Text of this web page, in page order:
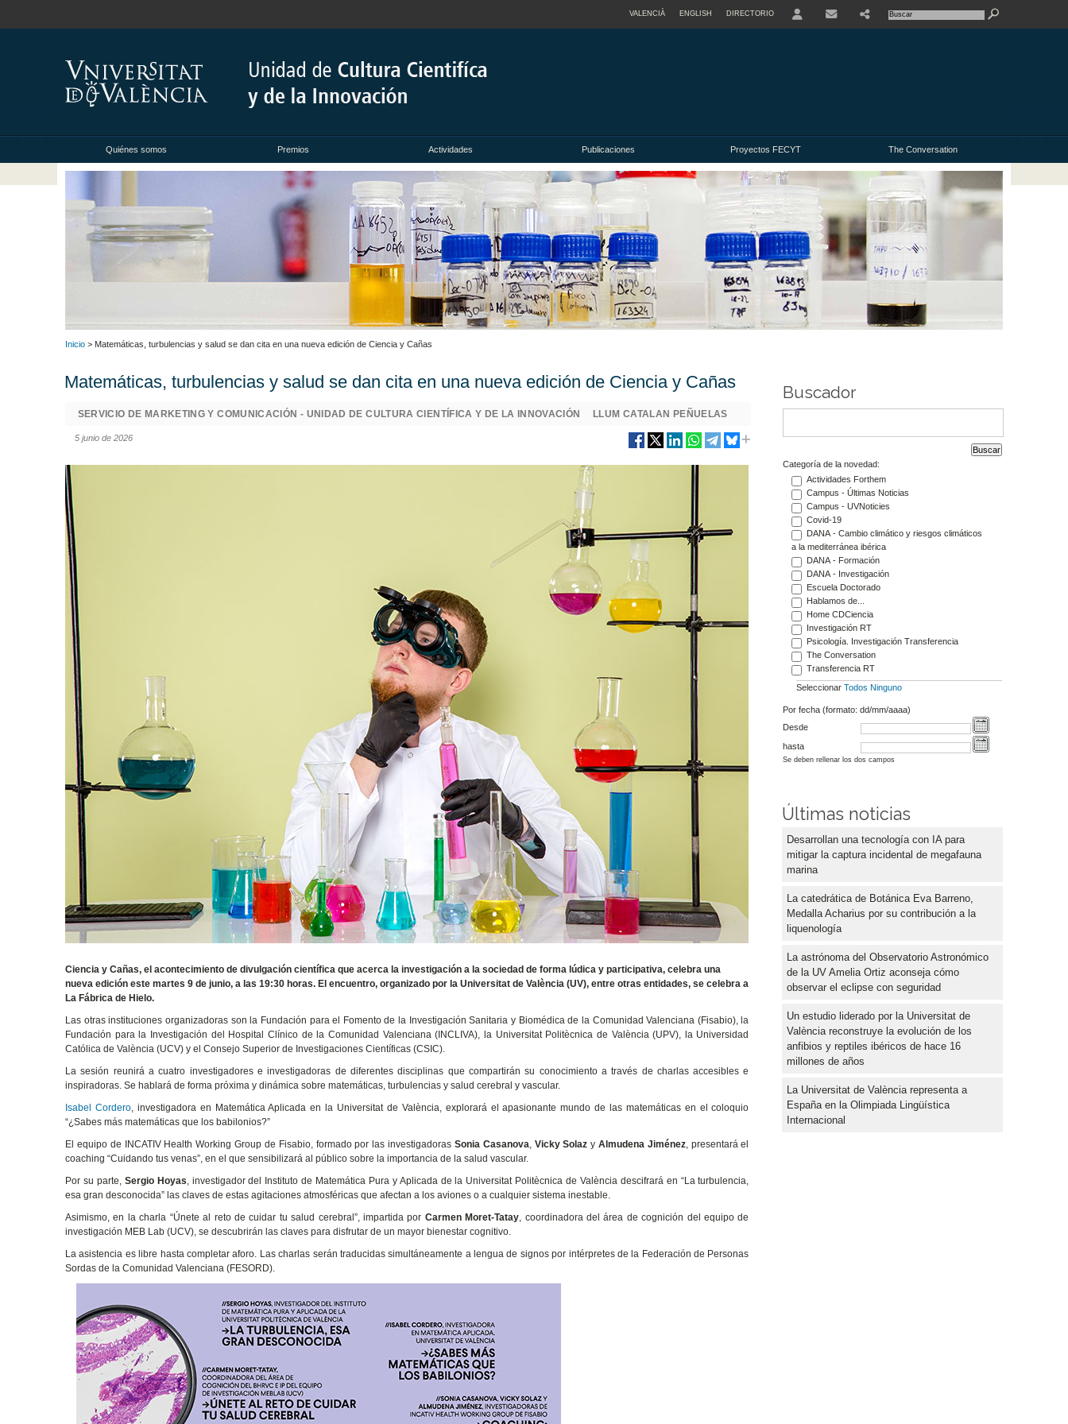
VALENCIÀ ENGLISH DIRECTORIO
Quiénes somos Premios Actividades Publicaciones Proyectos FECYT The Conversation
Inicio > Matemáticas, turbulencias y salud se dan cita en una nueva edición de Ciencia y Cañas
Matemáticas, turbulencias y salud se dan cita en una nueva edición de Ciencia y Cañas
SERVICIO DE MARKETING Y COMUNICACIÓN - UNIDAD DE CULTURA CIENTÍFICA Y DE LA INNOVACIÓN LLUM CATALAN PEÑUELAS
5 junio de 2026
Ciencia y Cañas, el acontecimiento de divulgación científica que acerca la investigación a la sociedad de forma lúdica y participativa, celebra una
nueva edición este martes 9 de junio, a las 19:30 horas. El encuentro, organizado por la Universitat de València (UV), entre otras entidades, se celebra a
La Fábrica de Hielo.
Las otras instituciones organizadoras son la Fundación para el Fomento de la Investigación Sanitaria y Biomédica de la Comunidad Valenciana (Fisabio), la
Fundación para la Investigación del Hospital Clínico de la Comunidad Valenciana (INCLIVA), la Universitat Politècnica de València (UPV), la Universidad
Católica de València (UCV) y el Consejo Superior de Investigaciones Científicas (CSIC).
La sesión reunirá a cuatro investigadores e investigadoras de diferentes disciplinas que compartirán su conocimiento a través de charlas accesibles e
inspiradoras. Se hablará de forma próxima y dinámica sobre matemáticas, turbulencias y salud cerebral y vascular.
Isabel Cordero, investigadora en Matemática Aplicada en la Universitat de València, explorará el apasionante mundo de las matemáticas en el coloquio
“¿Sabes más matemáticas que los babilonios?”
El equipo de INCATIV Health Working Group de Fisabio, formado por las investigadoras Sonia Casanova Vicky Solaz y Almudena Jiménez, presentará el
coaching “Cuidando tus venas”, en el que sensibilizará al público sobre la importancia de la salud vascular.
Por su parte, Sergio Hoyas , investigador del Instituto de Matemática Pura y Aplicada de la Universitat Politècnica de València descifrará en “La turbulencia,
esa gran desconocida” las claves de estas agitaciones atmosféricas que afectan a los aviones o a cualquier sistema inestable.
Asimismo, en la charla “Únete al reto de cuidar tu salud cerebral”, impartida por Carmen Moret-Tatay , coordinadora del área de cognición del equipo de
investigación MEB Lab (UCV), se descubrirán las claves para disfrutar de un mayor bienestar cognitivo.
La asistencia es libre hasta completar aforo. Las charlas serán traducidas simultáneamente a lengua de signos por intérpretes de la Federación de Personas
Sordas de la Comunidad Valenciana (FESORD).
Buscador
Categoría de la novedad:
Actividades Forthem
Campus - Últimas Noticias
Campus - UVNoticies
Covid-19
DANA - Cambio climático y riesgos climáticos
a la mediterránea ibérica
DANA - Formación
DANA - Investigación
Escuela Doctorado
Hablamos de...
Home CDCiencia
Investigación RT
Psicología. Investigación Transferencia
The Conversation
Transferencia RT
Seleccionar Todos Ninguno
Por fecha (formato: dd/mm/aaaa)
Desde
hasta
Se deben rellenar los dos campos
Últimas noticias
Desarrollan una tecnología con IA para
mitigar la captura incidental de megafauna
marina
La catedrática de Botánica Eva Barreno,
Medalla Acharius por su contribución a la
liquenología
La astrónoma del Observatorio Astronómico
de la UV Amelia Ortiz aconseja cómo
observar el eclipse con seguridad
Un estudio liderado por la Universitat de
València reconstruye la evolución de los
anfibios y reptiles ibéricos de hace 16
millones de años
La Universitat de València representa a
España en la Olimpiada Lingüística
Internacional